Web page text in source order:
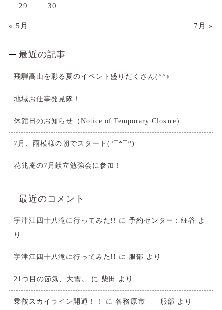
29 30
« 5月 7月 »
最近の記事
飛騨高山を彩る夏のイベント盛りだくさん(^^♪
地域お仕事発見隊！
休館日のお知らせ（Notice of Temporary Closure）
7月、雨模様の朝でスタート(꒪¯꒳​¯꒪)
花兆庵の7月献立勉強会に参加！
最近のコメント
宇津江四十八滝に行ってみた!! に 予約センター：細谷 よ
り
宇津江四十八滝に行ってみた!! に 服部 より
21つ目の節気、大雪。 に 柴田 より
乗鞍スカイライン開通！！ に 各務原市 服部 より